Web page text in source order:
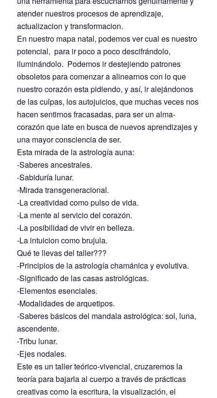
atender nuestros procesos de aprendizaje,
actualizacion y transformacion.
En nuestro mapa natal, podemos ver cual es nuestro
potencial, para ir poco a poco descifrándolo,
iluminándolo. Podemos ir destejiendo patrones
obsoletos para comenzar a alinearnos con lo que
nuestro corazón esta pidiendo, y así, ir alejándonos
de las culpas, los autojuicios, que muchas veces nos
hacen sentirnos fracasadas, para ser un alma-
corazón que late en busca de nuevos aprendizajes y
una mayor consciencia de ser.
Esta mirada de la astrología auna:
-Saberes ancestrales.
-Sabiduría lunar.
-Mirada transgeneracional.
-La creatividad como pulso de vida.
-La mente al servicio del corazón.
-La posibilidad de vivir en belleza.
-La intuicion como brujula.
Qué te llevas del taller???
-Principios de la astrología chamánica y evolutiva.
-Significado de las casas astrológicas.
-Elementos esenciales.
-Modalidades de arquetipos.
-Saberes básicos del mandala astrológica: sol, luna,
ascendente.
-Tribu lunar.
-Ejes nodales.
Este es un taller teórico-vivencial, cruzaremos la
teoría para bajarla al cuerpo a través de prácticas
creativas como la escritura, la visualización, el